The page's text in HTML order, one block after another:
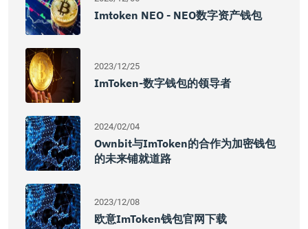
Imtoken NEO - NEO数字资产钱包
2023/12/25
ImToken-数字钱包的领导者
2024/02/04
Ownbit与imToken的合作为加密钱包
的未来铺就道路
2023/12/08
欧意imToken钱包官网下载